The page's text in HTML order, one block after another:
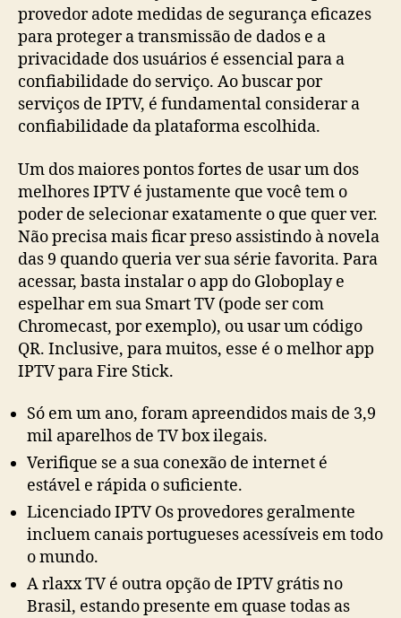
provedor adote medidas de segurança eficazes
para proteger a transmissão de dados e a
privacidade dos usuários é essencial para a
confiabilidade do serviço. Ao buscar por
serviços de IPTV, é fundamental considerar a
confiabilidade da plataforma escolhida.
Um dos maiores pontos fortes de usar um dos
melhores IPTV é justamente que você tem o
poder de selecionar exatamente o que quer ver.
Não precisa mais ficar preso assistindo à novela
das 9 quando queria ver sua série favorita. Para
acessar, basta instalar o app do Globoplay e
espelhar em sua Smart TV (pode ser com
Chromecast, por exemplo), ou usar um código
QR. Inclusive, para muitos, esse é o melhor app
IPTV para Fire Stick.
Só em um ano, foram apreendidos mais de 3,9
mil aparelhos de TV box ilegais.
Verifique se a sua conexão de internet é
estável e rápida o suficiente.
Licenciado IPTV Os provedores geralmente
incluem canais portugueses acessíveis em todo
o mundo.
A rlaxx TV é outra opção de IPTV grátis no
Brasil, estando presente em quase todas as